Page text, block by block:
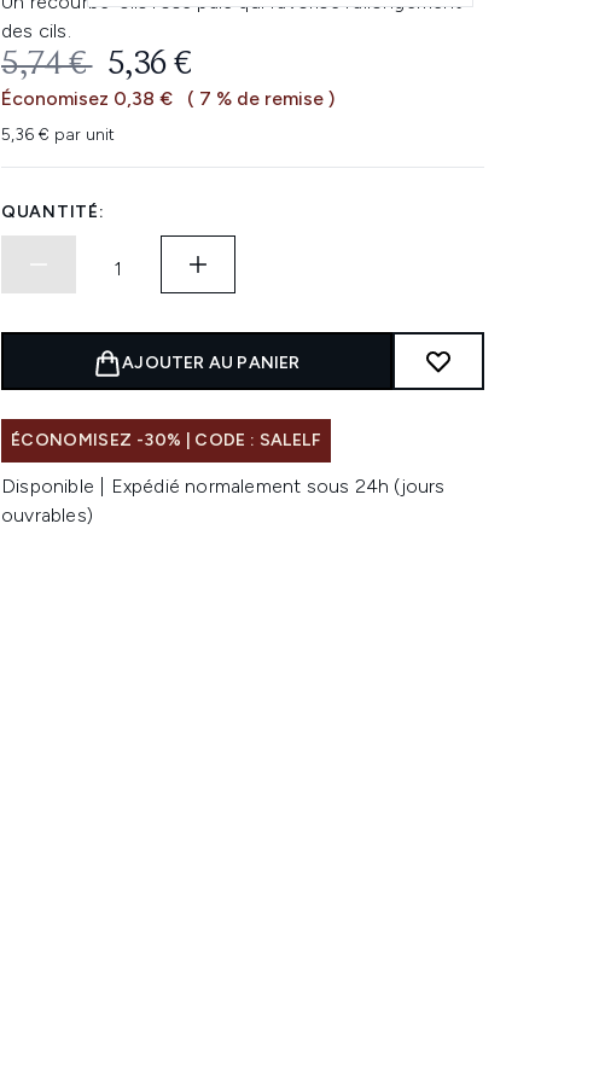
des cils.
PRIX DE VENTE :
5,74 € PRIX ​​ACTUEL :
5,36 €
Économisez 0,38 € ( 7 % de remise )
5,36 € par unit
QUANTITÉ:
AJOUTER AU PANIER
ÉCONOMISEZ -30% | CODE : SALELF
Disponible | Expédié normalement sous 24h (jours
ouvrables)